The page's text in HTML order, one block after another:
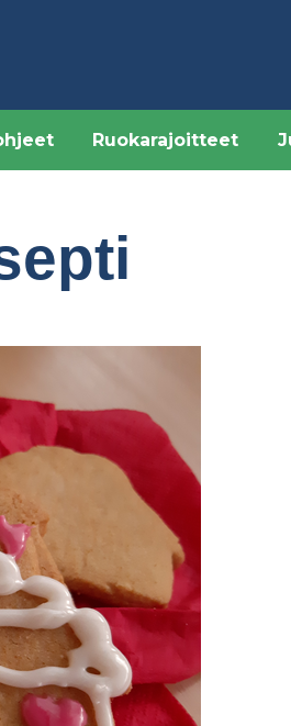
Ruokarajoitteet